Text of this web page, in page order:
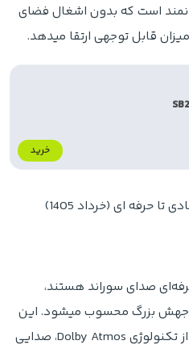
است که بدون اشغال فضای
میزان قابل توجهی ارتقا میدهد.
خرید
صدای سوراند هستند،
بزرگ محسوب میشود. این
سیستم 5.1.2 کاناله با پشتیبانی از تکنولوژی Dolby Atmos، صدایی